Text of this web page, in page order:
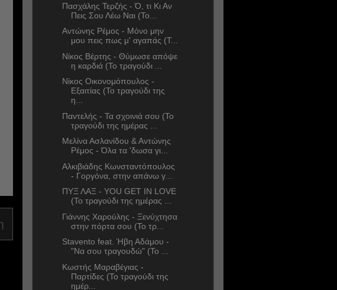
Πασχάλης Τερζής - Ό, τι Κι Αν
Πεις Σου Λέω Ναι (Το...
Αντώνης Ρέμος - Μόνο μην
μου πεις πως μ' αγαπάς (Τ...
Νίκος Βέρτης - Θύμωσε απόψε
η καρδιά (Το τραγούδι ...
Νίκος Οικονομόπουλος -
Εξαιτίας (Το τραγούδι της
η...
Παντελής - Τα σχοινιά σου (Το
τραγούδι της ημέρας ...
Μελίνα Ασλανίδου & Αντώνης
Ρέμος - Όλα τα 'δωσα γι...
Αλκιβιάδης Κωνσταντόπουλος
- Γοργόνα, στην απάνω γ...
ΠΥΞ ΛΑΞ - YOU GET IN LOVE
(Το τραγούδι της ημέρας ...
Γιάννης Χαρούλης - Ξενύχτησα
στην πόρτα σου (Το τρ...
Stavento feat. Ήβη Αδάμου -
"Να σου τραγουδώ" (Το ...
Κωστής Μαραβέγιας -
Παρτίδες (Το τραγούδι της
ημέρ...